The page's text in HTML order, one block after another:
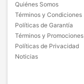
Quiénes Somos
Términos y Condiciones
Políticas de Garantía
Términos y Promociones
Políticas de Privacidad
Noticias